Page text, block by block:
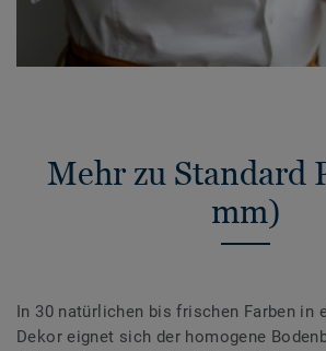
Mehr zu Standard
mm)
In 30 natürlichen bis frischen Farben in
Dekor eignet sich der homogene